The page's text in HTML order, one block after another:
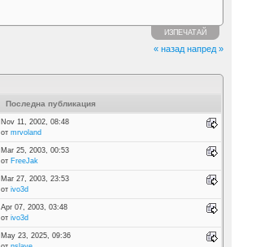
ИЗПЕЧАТАЙ
« назад напред »
Последна публикация
Nov 11, 2002, 08:48
от mrvoland
Mar 25, 2003, 00:53
от FreeJak
Mar 27, 2003, 23:53
от ivo3d
Apr 07, 2003, 03:48
от ivo3d
May 23, 2025, 09:36